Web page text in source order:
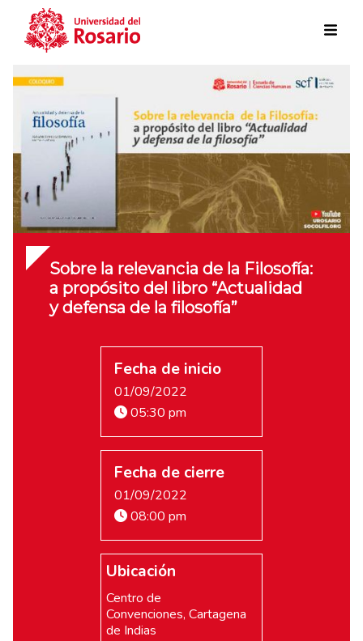
Skip to main content
Sobre la relevancia de la Filosofía:
a propósito del libro “Actualidad
y defensa de la filosofía”
Fecha de inicio
01/09/2022
05:30 pm
Fecha de cierre
01/09/2022
08:00 pm
Ubicación
Centro de
Convenciones, Cartagena
de Indias